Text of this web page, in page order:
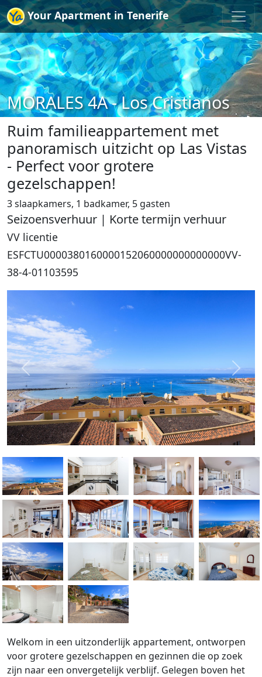
Your Apartment in Tenerife
MORALES 4A - Los Cristianos
Ruim familieappartement met
panoramisch uitzicht op Las Vistas
- Perfect voor grotere
gezelschappen!
3 slaapkamers, 1 badkamer, 5 gasten
Seizoensverhuur | Korte termijn verhuur
VV licentie
ESFCTU0000380160000152060000000000000VV-
38-4-01103595
Welkom in een uitzonderlijk appartement, ontworpen
voor grotere gezelschappen en gezinnen die op zoek
zijn naar een onvergetelijk verblijf. Gelegen boven het